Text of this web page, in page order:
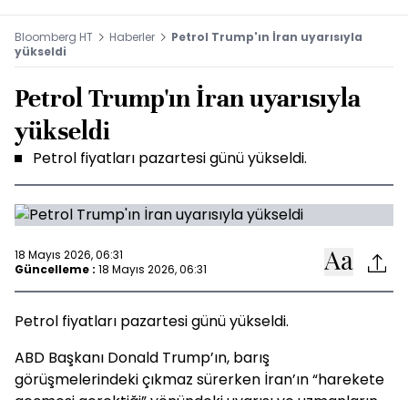
Bloomberg HT Haberler
Petrol Trump'ın İran uyarısıyla
yükseldi
Petrol Trump'ın İran uyarısıyla
yükseldi
Petrol fiyatları pazartesi günü yükseldi.
18 Mayıs 2026, 06:31
Güncelleme : 18 Mayıs 2026, 06:31
Petrol fiyatları pazartesi günü yükseldi.
ABD Başkanı Donald Trump’ın, barış
görüşmelerindeki çıkmaz sürerken İran’ın “harekete